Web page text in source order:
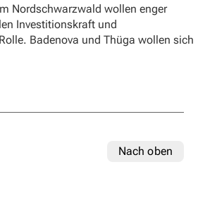
Nordschwarzwald wollen enger
Investitionskraft und
Badenova und Thüga wollen sich
Nach oben